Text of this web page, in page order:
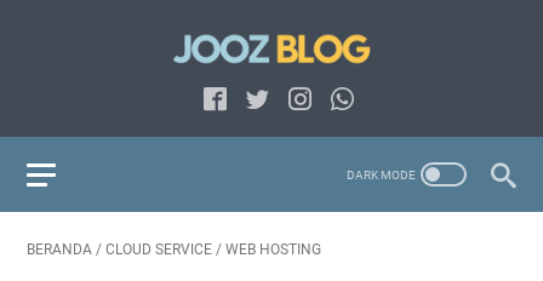
BERANDA / CLOUD SERVICE / WEB HOSTING